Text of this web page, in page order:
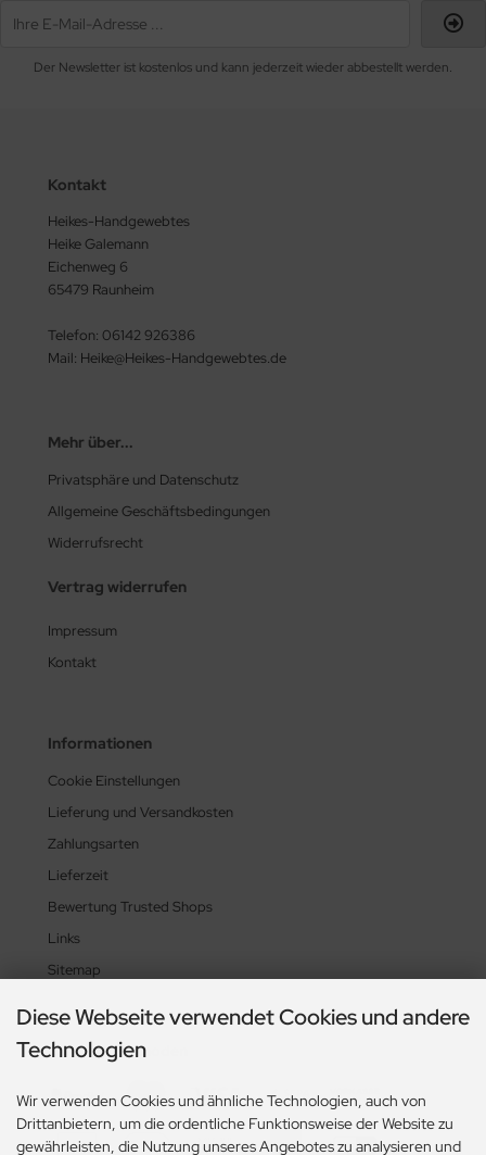
Der Newsletter ist kostenlos und kann jederzeit wieder abbestellt werden.
Kontakt
Heikes-Handgewebtes
Heike Galemann
Eichenweg 6
65479 Raunheim
Telefon: 06142 926386
Mail: Heike@Heikes-Handgewebtes.de
Mehr über...
Privatsphäre und Datenschutz
Allgemeine Geschäftsbedingungen
Widerrufsrecht
Vertrag widerrufen
Impressum
Kontakt
Informationen
Cookie Einstellungen
Lieferung und Versandkosten
Zahlungsarten
Lieferzeit
Bewertung Trusted Shops
Links
Sitemap
Zahlungsmethoden
Diese Webseite verwendet Cookies und andere
Technologien
Wir verwenden Cookies und ähnliche Technologien, auch von
Drittanbietern, um die ordentliche Funktionsweise der Website zu
gewährleisten, die Nutzung unseres Angebotes zu analysieren und